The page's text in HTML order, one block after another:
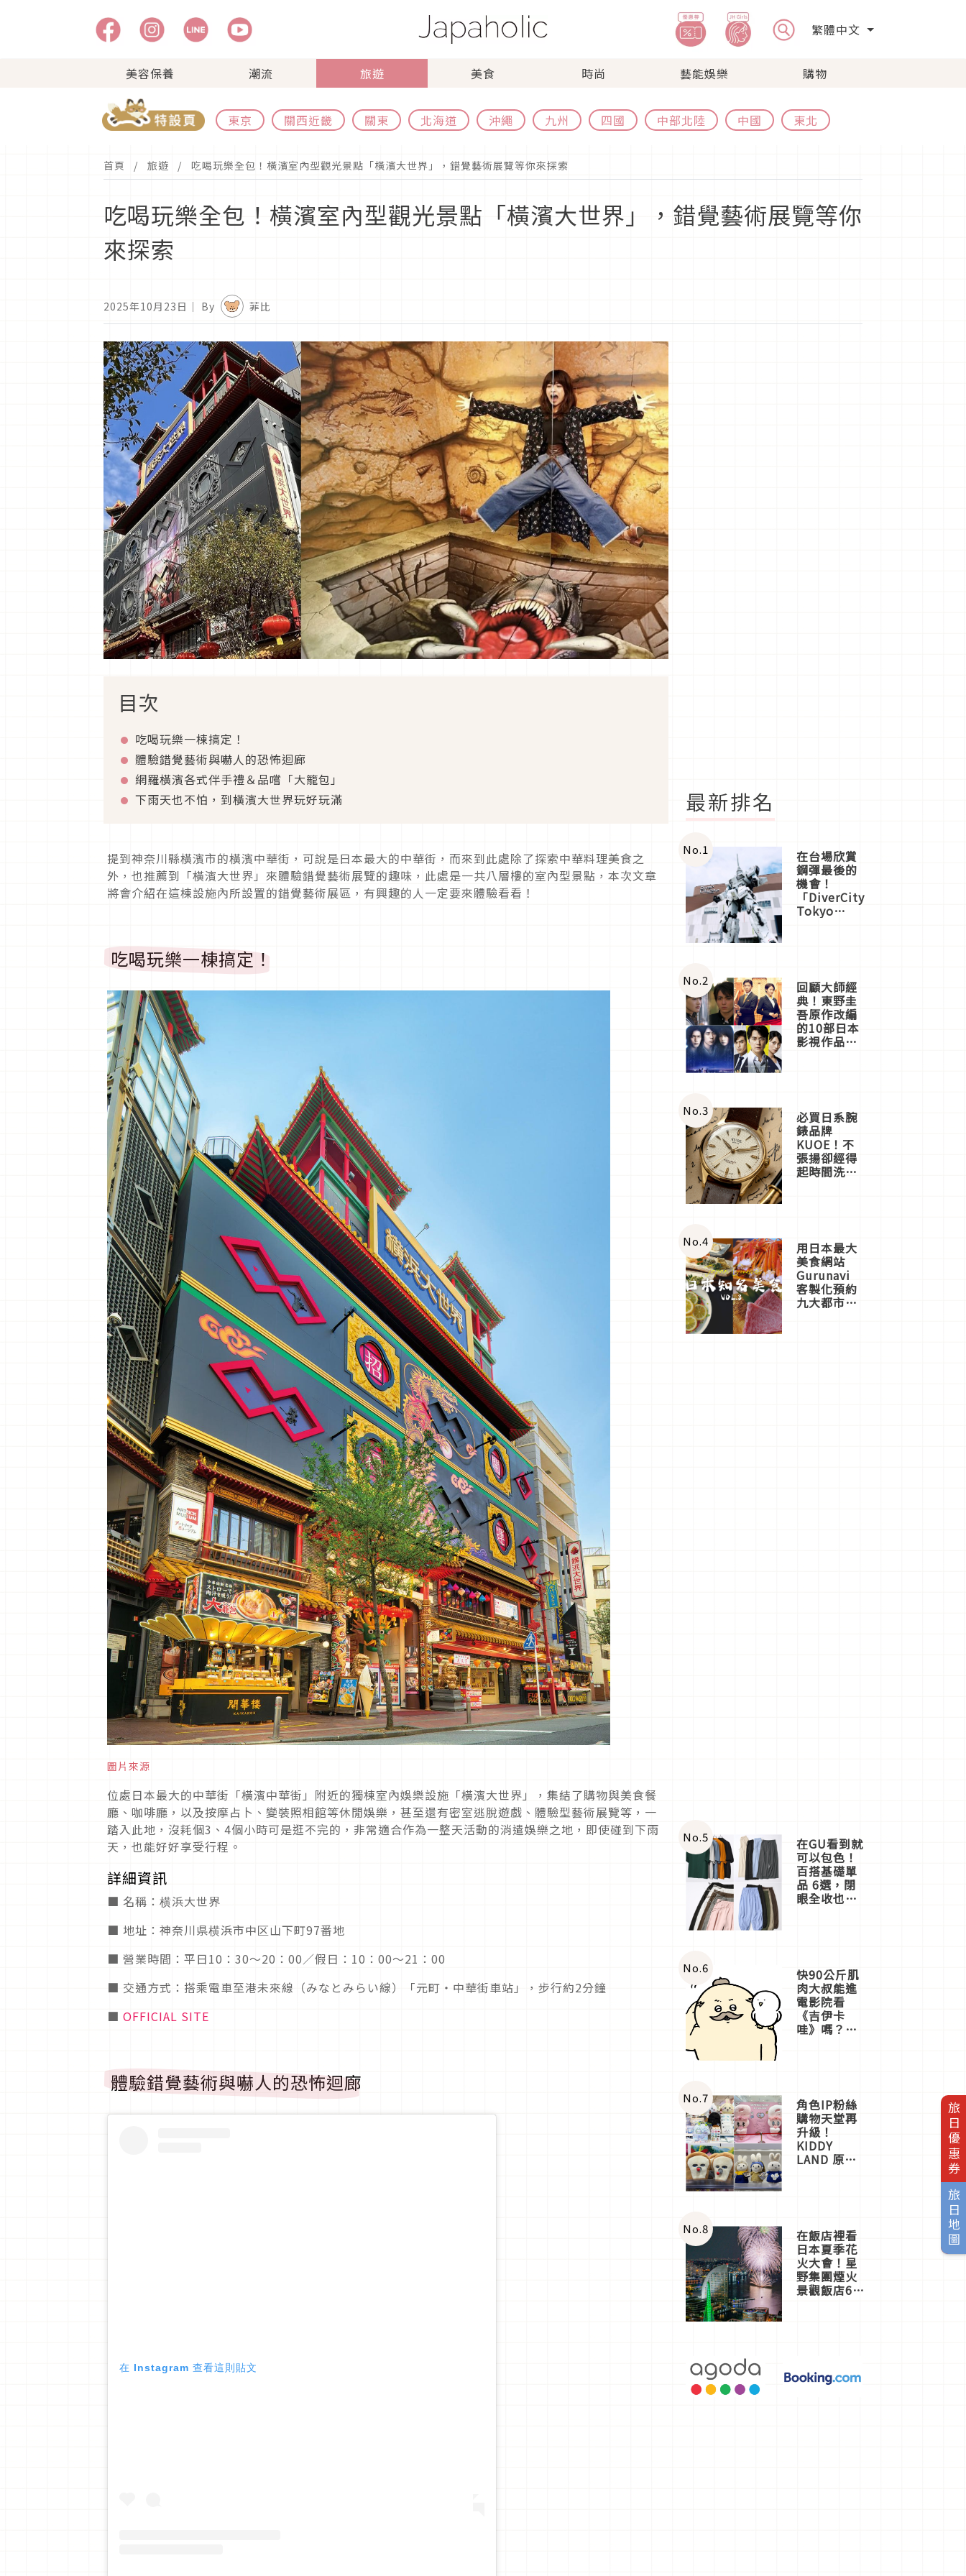
繁體中文
美容保養 潮流 旅遊 美食 時尚 藝能娛樂 購物
東京 關西近畿 關東 北海道 沖繩 九州 四國 中部北陸 中國 東北
旅日優惠券
旅日地圖
首頁 旅遊 吃喝玩樂全包！橫濱室內型觀光景點「橫濱大世界」，錯覺藝術展覽等你來探索
吃喝玩樂全包！橫濱室內型觀光景點「橫濱大世界」，錯覺藝術展覽等你
來探索
2025年10月23日 ｜ By 菲比
目次
吃喝玩樂一棟搞定！
體驗錯覺藝術與嚇人的恐怖迴廊
網羅橫濱各式伴手禮＆品嚐「大籠包」
下雨天也不怕，到橫濱大世界玩好玩滿
提到神奈川縣橫濱市的橫濱中華街，可說是日本最大的中華街，而來到此處除了探索中華料理美食之
外，也推薦到「橫濱大世界」來體驗錯覺藝術展覽的趣味，此處是一共八層樓的室內型景點，本次文章
將會介紹在這棟設施內所設置的錯覺藝術展區，有興趣的人一定要來體驗看看！
吃喝玩樂一棟搞定！
圖片來源
位處日本最大的中華街「橫濱中華街」附近的獨棟室內娛樂設施「橫濱大世界」，集結了購物與美食餐
廳、咖啡廳，以及按摩占卜、變裝照相館等休閒娛樂，甚至還有密室逃脫遊戲、體驗型藝術展覽等，一
踏入此地，沒耗個3、4個小時可是逛不完的，非常適合作為一整天活動的消遣娛樂之地，即使碰到下雨
天，也能好好享受行程。
詳細資訊
■ 名稱：横浜大世界
■ 地址：神奈川県横浜市中区山下町97番地
■ 營業時間：平日10：30～20：00／假日：10：00～21：00
■ 交通方式：搭乘電車至港未來線（みなとみらい線）「元町・中華街車站」，步行約2分鐘
■ OFFICIAL SITE
體驗錯覺藝術與嚇人的恐怖迴廊
在 Instagram 查看這則貼文
最新排名
No.1 在台場欣賞
鋼彈最後的
機會！
「DiverCity
Tokyo
體驗
No.2 回顧大師經
典！東野圭
吾原作改編
的10部日本
影視作品推
No.3 必買日系腕
錶品牌
KUOE！不
張揚卻經得
起時間洗鍊
No.4 用日本最大
美食網站
Gurunavi
客製化預約
九大都市餐
No.5 在GU看到就
可以包色！
百搭基礎單
品 6選，閉
眼全收也不
No.6 快90公斤肌
肉大叔能進
電影院看
《吉伊卡
哇》嗎？日
一同給出了
答案
No.7 角色IP粉絲
購物天堂再
升級！
KIDDY
LAND 原宿
店3分即達
No.8 在飯店裡看
日本夏季花
火大會！星
野集團煙火
景觀飯店6